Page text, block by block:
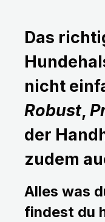
Das
nicht
Robust,
der
zudem
Alles was
findest du